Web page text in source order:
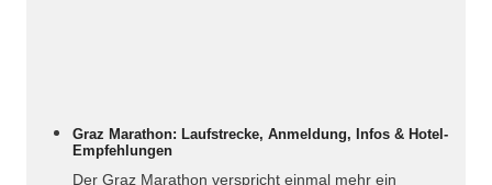
Graz Marathon: Laufstrecke, Anmeldung, Infos & Hotel-
Empfehlungen
Der Graz Marathon verspricht einmal mehr ein